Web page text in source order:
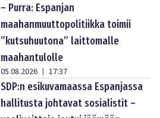
– Purra: Espanjan
maahanmuuttopolitiikka toimii
”kutsuhuutona” laittomalle
maahantulolle
05.08.2026 | 17:37
SDP:n esikuvamaassa Espanjassa
hallitusta johtavat sosialistit –